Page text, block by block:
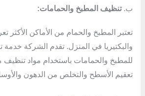
ب.تنظيف المطبخ والحمامات:
تعتبر المطبخ والحمام من الأماكن الأكثر
والبكتيريا في المنزل. تقدم الشركة
للمطبخ والحمامات باستخدام مواد
تعقيم الأسطح والتخلص من الدهون